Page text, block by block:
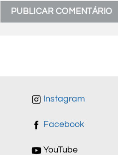
Instagram
Facebook
YouTube